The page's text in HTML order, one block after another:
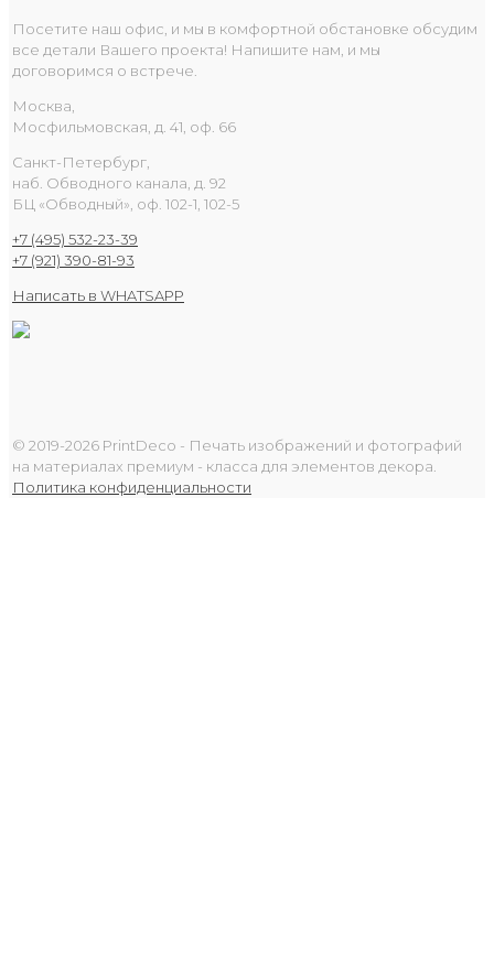
Посетите наш офис, и мы в комфортной обстановке обсудим
все детали Вашего проекта! Напишите нам, и мы
договоримся о встрече.
Москва,
Мосфильмовская, д. 41, оф. 66
Санкт-Петербург,
наб. Обводного канала, д. 92
БЦ «Обводный», оф. 102-1, 102-5
+7 (495) 532-23-39
+7 (921) 390-81-93
Написать в WHATSAPP
© 2019-2026 PrintDeco - Печать изображений и фотографий
на материалах премиум - класса для элементов декора.
Политика конфиденциальности